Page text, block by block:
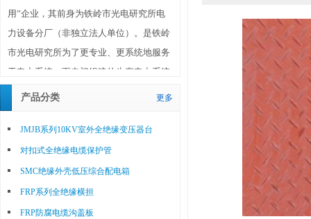
用”企业，其前身为铁岭市光电研究所电
力设备分厂（非独立法人单位）。是铁岭
市光电研究所为了更专业、更系统地服务
于电力系统，而专门组建的生产电力系统
设备和材料的独立法人单位。铁岭翔实电
力设备有限公司成立于2010年10月20日，
注册资金1180万元，位于铁岭市调兵山城
北工业园区，占地面积30亩（20000平方
米），其技术、工艺、研发、生产、销售
等主要人员均为铁岭市光电研究所选调的
优秀人员，公司董事长兼总经理由铁岭市
产品分类 更多
JMJB系列10KV室外全绝缘变压器台
对扣式全绝缘电缆保护管
SMC绝缘外壳低压综合配电箱
FRP系列全绝缘横担
FRP防腐电缆沟盖板